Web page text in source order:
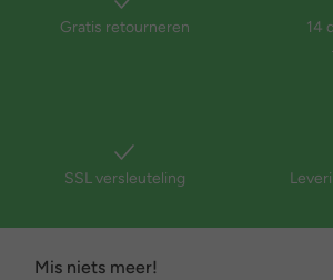
Gratis retourneren
14
SSL versleuteling
Mis niets meer!